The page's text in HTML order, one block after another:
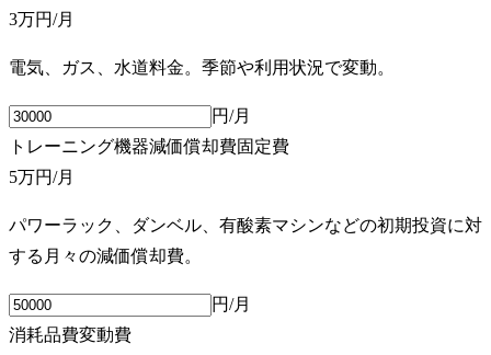
3万円/月
電気、ガス、水道料金。季節や利用状況で変動。
円/月
トレーニング機器減価償却費固定費
5万円/月
パワーラック、ダンベル、有酸素マシンなどの初期投資に対
する月々の減価償却費。
円/月
消耗品費変動費